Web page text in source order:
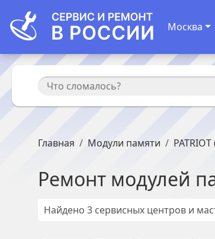
Москва
Главная Модули памяти
Ремонт модулей
Найдено 3 сервисных центров и